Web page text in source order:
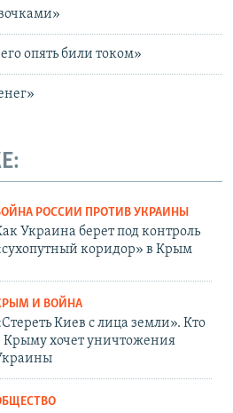
опять били током»
РОССИИ ПРОТИВ УКРАИНЫ
Украина берет под контроль
коридор» в Крым
И ВОЙНА
Киев с лица земли». Кто
Крыму хочет уничтожения